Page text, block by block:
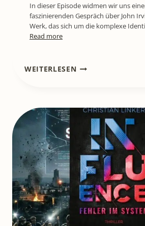
In dieser Episode widmen wir uns
faszinierenden Gespräch über John
Werk, das sich um die komplexe
Read more
WEITERLESENLITL773
CHRISTIAN
LINKERS
„TOXISCHE
MACHT“
IM
CHECK